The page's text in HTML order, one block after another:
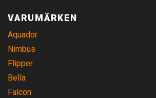
VARUMÄRKEN
Aquador
Nimbus
Flipper
Bella
Falcon